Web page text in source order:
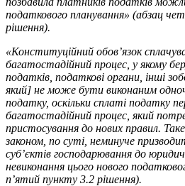
податкового планування» (абзац
рішення).
«Конституційний обов’язок
багатостадійний процес, у якому
податків, податкові органи, інші
який] не може бути виконаним
податку, оскільки сплаті податку
багатостадійний процес, який
пристосування до нових правил.
законом, по суті, неминуче
суб’єктів господарювання до
невиконання цього нового
п’ятий пункту 3.2 рішення).